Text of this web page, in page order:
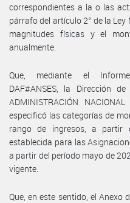
correspondientes a la o las
párrafo del artículo 2° de la
magnitudes físicas y el
anualmente.
Que, mediante el Informe
DAF#ANSES, la Dirección
ADMINISTRACIÓN
especificó las categorías de
rango de ingresos, a partir
establecida para las
a partir del período mayo de
vigente.
Que, en este sentido, el Anexo